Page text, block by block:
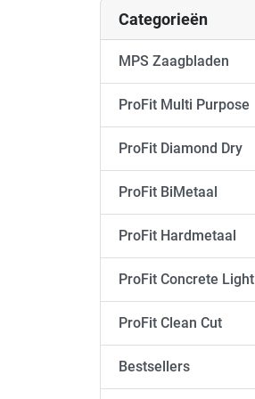
Categorieën
MPS Zaagbladen
ProFit Multi Purpose
ProFit Diamond Dry
ProFit BiMetaal
ProFit Hardmetaal
ProFit Concrete Light
ProFit Clean Cut
Bestsellers